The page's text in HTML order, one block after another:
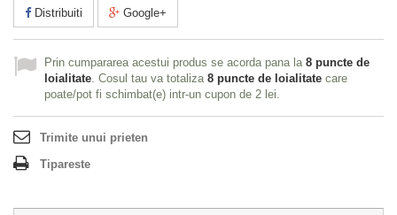
Distribuiti Google+
Prin cumpararea acestui produs se acorda pana la 8 puncte de
loialitate . Cosul tau va totaliza 8 puncte de loialitate care
poate/pot fi schimbat(e) intr-un cupon de 2 lei
Trimite unui prieten
Tipareste